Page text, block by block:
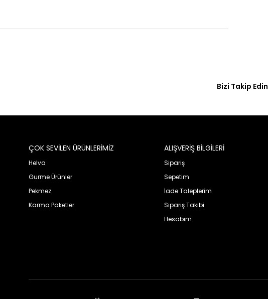
Bizi Takip Edin
ÇOK SEVİLEN ÜRÜNLERİMİZ
Helva
Gurme Ürünler
Pekmez
Karma Paketler
ALIŞVERİŞ BİLGİLERİ
Sipariş
Sepetim
İade Taleplerim
Sipariş Takibi
Hesabım